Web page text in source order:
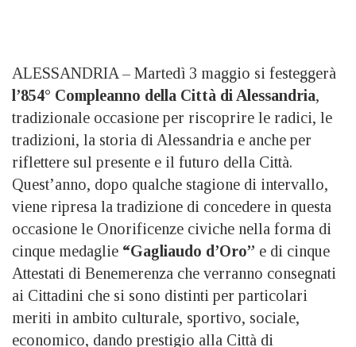
ALESSANDRIA – Martedì 3 maggio si festeggerà
l’854° Compleanno della Città di Alessandria,
tradizionale occasione per riscoprire le radici, le
tradizioni, la storia di Alessandria e anche per
riflettere sul presente e il futuro della Città.
Quest’anno, dopo qualche stagione di intervallo,
viene ripresa la tradizione di concedere in questa
occasione le Onorificenze civiche nella forma di
cinque medaglie “Gagliaudo d’Oro” e di cinque
Attestati di Benemerenza che verranno consegnati
ai Cittadini che si sono distinti per particolari
meriti in ambito culturale, sportivo, sociale,
economico, dando prestigio alla Città di